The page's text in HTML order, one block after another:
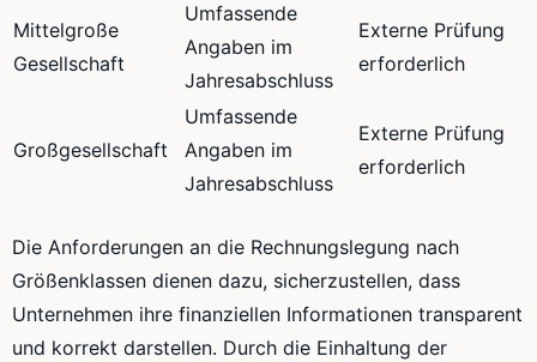
Mittelgroße
Gesellschaft
Umfassende
Angaben im
Jahresabschluss
Externe Prüfung
erforderlich
Großgesellschaft
Umfassende
Angaben im
Jahresabschluss
Externe Prüfung
erforderlich
Die Anforderungen an die Rechnungslegung nach
Größenklassen dienen dazu, sicherzustellen, dass
Unternehmen ihre finanziellen Informationen transparent
und korrekt darstellen. Durch die Einhaltung der